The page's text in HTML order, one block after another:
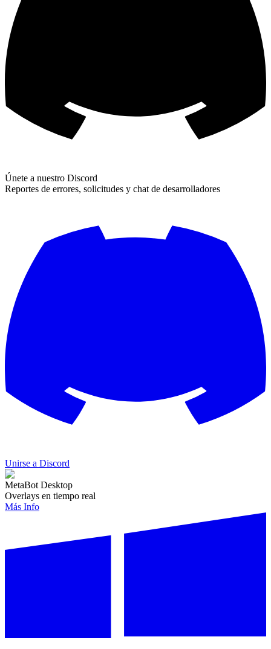
Únete a nuestro Discord
Reportes de errores, solicitudes y chat de desarrolladores
Unirse a Discord
MetaBot Desktop
Overlays en tiempo real
Más Info